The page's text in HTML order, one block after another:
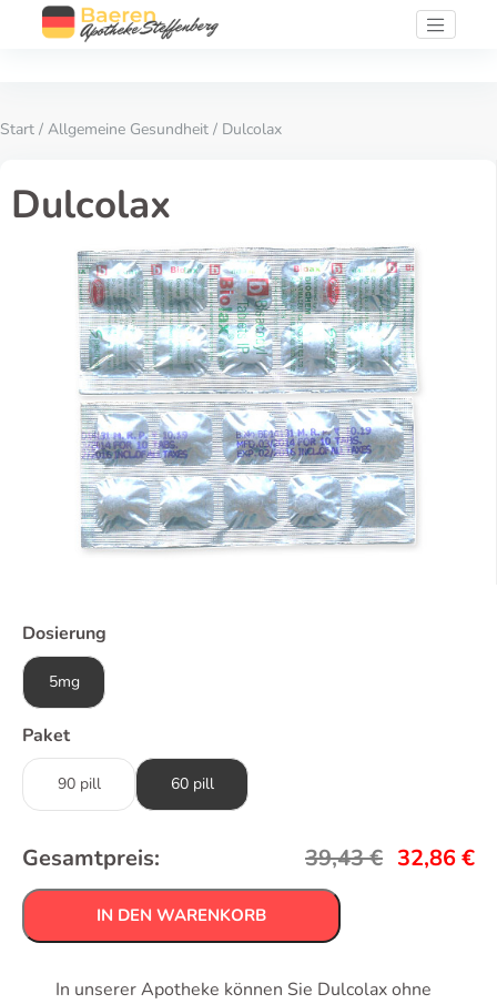
Start / Allgemeine Gesundheit / Dulcolax
Dulcolax
Dosierung
5mg
Paket
90 pill 60 pill
Gesamtpreis: 39,43€ 32,86€
IN DEN WARENKORB
In unserer Apotheke können Sie Dulcolax ohne